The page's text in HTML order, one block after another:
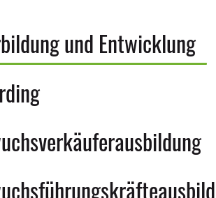
und Entwicklung